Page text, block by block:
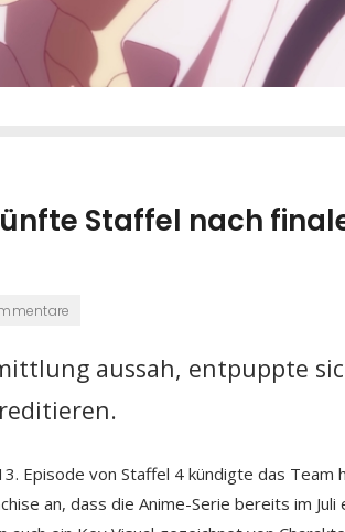
Staffel nach
aussah, entpuppte
Episode von Staffel 4 kündigte das Team
an, dass die Anime-Serie bereits im